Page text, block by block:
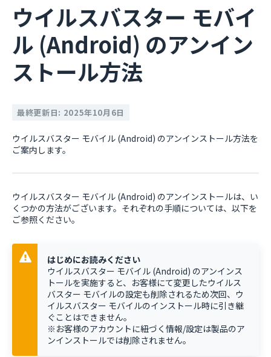
ウイルスバスター モバイ
ル (Android) のアンイン
ストール方法
最終更新日: 2025年10月6日
ウイルスバスター モバイル (Android) のアンインストール方法を
ご案内します。
ウイルスバスター モバイル (Android) のアンインストールは、い
くつかの方法がございます。それぞれの手順については、以下を
ご参照ください。
はじめにお読みください
ウイルスバスター モバイル (Android) のアンインス
トールを実施すると、お客様にて変更したウイルス
バスター モバイルの設定も削除されるため次回、ウ
イルスバスター モバイルのインストール時に引き継
ぐことはできません。
※お客様のアカウントに紐づく情報/設定は製品のア
ンインストールでは削除されません。